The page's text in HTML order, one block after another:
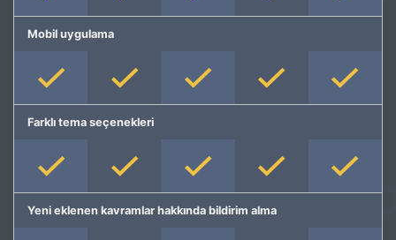
Mobil uygulama
Farklı tema seçenekleri
Yeni eklenen kavramlar hakkında bildirim alma